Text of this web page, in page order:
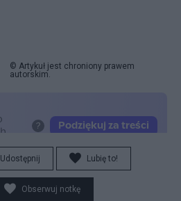
© Artykuł jest chroniony prawem
autorskim.
Udostępnij Lubię to!
Obserwuj notkę